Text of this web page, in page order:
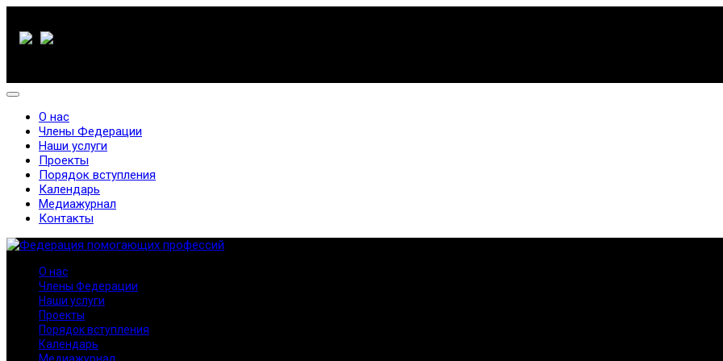
О нас
Члены Федерации
Наши услуги
Проекты
Порядок вступления
Календарь
Медиажурнал
Контакты
О нас
Члены Федерации
Наши услуги
Проекты
Порядок вступления
Календарь